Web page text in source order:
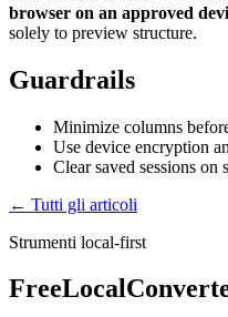
browser on an approved
solely to preview structure.
Guardrails
Minimize columns
Use device encryption
Clear saved sessions on
← Tutti gli articoli
Strumenti local-first